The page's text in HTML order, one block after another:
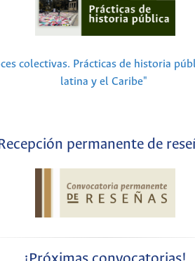
colectivas. Prácticas de historia
latina y el Caribe"
permanente de